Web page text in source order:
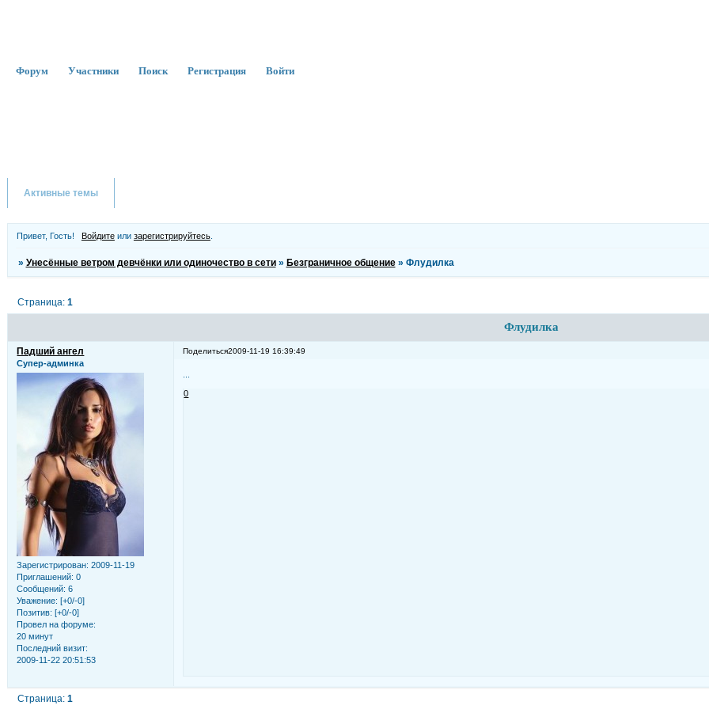
Форум Участники Поиск Регистрация Войти
Активные темы
Привет, Гость! Войдитеили зарегистрируйтесь.
» Унесённые ветром девчёнки или одиночество в сети » Безграничное общение » Флудилка
Флудилка
Страница: 1
Поделиться2009-11-19 16:39:49
Падший ангел
Супер-админка
Зарегистрирован: 2009-11-19
Приглашений: 0
Сообщений: 6
Уважение: [+0/-0]
Позитив: [+0/-0]
Провел на форуме:
20 минут
Последний визит:
2009-11-22 20:51:53
0
Страница: 1